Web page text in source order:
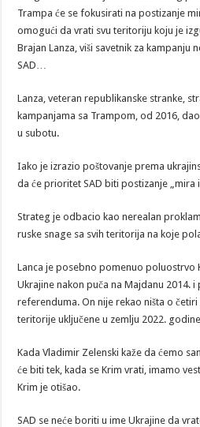
Trampa će se fokusirati na postizanje
omogući da vrati svu teritoriju koju je
Brajan Lanza, viši savetnik za kampanju
SAD…
Lanza, veteran republikanske stranke,
kampanjama sa Trampom, od 2016,
u subotu.
Iako je izrazio poštovanje prema
da će prioritet SAD biti postizanje „mira
Strateg je odbacio kao nerealan
ruske snage sa svih teritorija na koje
Lanca je posebno pomenuo poluostrvo
Ukrajine nakon puča na Majdanu 2014.
referenduma. On nije rekao ništa o
teritorije uključene u zemlju 2022.
Kada Vladimir Zelenski kaže da ćemo
će biti tek, kada se Krim vrati, imamo
Krim je otišao.
SAD se neće boriti u ime Ukrajine da